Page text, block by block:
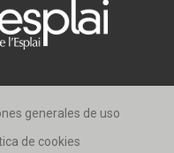
generales de uso
de cookies